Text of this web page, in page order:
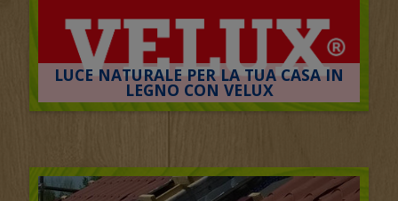
LUCE NATURALE PER LA TUA CASA IN
LEGNO CON VELUX